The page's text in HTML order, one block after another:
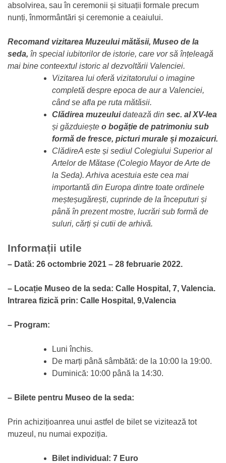
absolvirea, sau în ceremonii și situații formale precum
nunți, înmormântări și ceremonie a ceaiului.
Recomand vizitarea Muzeului mătăsii, Museo de la
seda, în special iubitorilor de istorie, care vor să înțeleagă
mai bine conteextul istoric al dezvoltării Valenciei.
Vizitarea lui oferă vizitatorului o imagine
completă despre epoca de aur a Valenciei,
când se afla pe ruta mătăsii.
Clădirea muzeuluidatează din sec. al XV-lea
și găzduiește o bogăție de patrimoniu sub
formă de fresce, picturi murale și mozaicuri.
ClădireA este și sediul Colegiului Superior al
Artelor de Mătase (Colegio Mayor de Arte de
la Seda). Arhiva acestuia este cea mai
importantă din Europa dintre toate ordinele
meșteșugărești, cuprinde de la începuturi și
până în prezent mostre, lucrări sub formă de
suluri, cărți și cutii de arhivă.
Informații utile
– Dată: 26 octombrie 2021 – 28 februarie 2022.
– Locație Museo de la seda: Calle Hospital, 7, Valencia.
Intrarea fizică prin: Calle Hospital, 9,Valencia
– Program:
Luni închis.
De marți până sâmbătă: de la 10:00 la 19:00.
Duminică: 10:00 până la 14:30.
– Bilete pentru Museo de la seda:
Prin achizițioanrea unui astfel de bilet se vizitează tot
muzeul, nu numai expoziția.
Bilet individual: 7 Euro